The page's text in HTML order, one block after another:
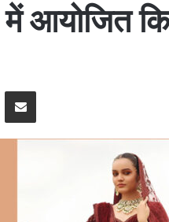
आयोजित
Share via Email